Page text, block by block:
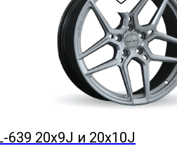
639 20x9J и 20x10J